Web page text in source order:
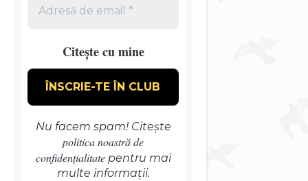
Citește cu mine
Nu facem spam! Citește
politica noastră de
confidențialitatepentru mai
multe informații.